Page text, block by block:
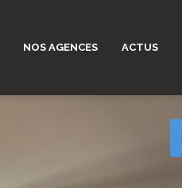
NOS AGENCES ACTUS